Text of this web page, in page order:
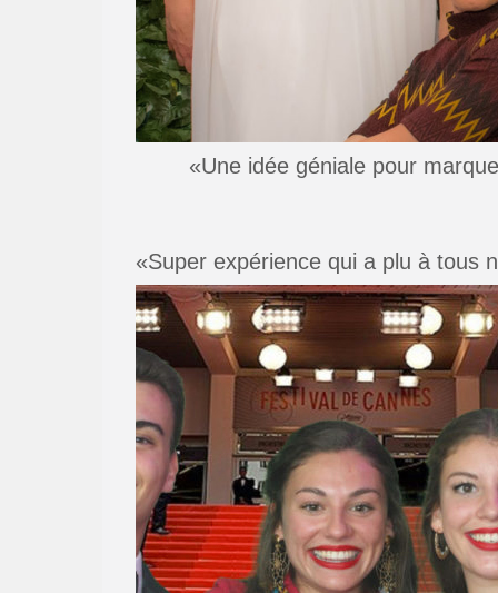
«Une idée géniale pour
«Super expérience qui a plu à tous